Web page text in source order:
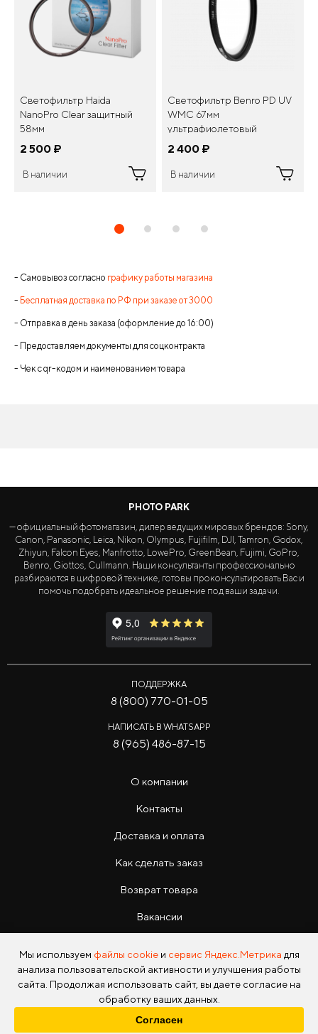
Светофильтр Haida
NanoPro Clear защитный
58мм
2 500 ¤
В наличии
Светофильтр Benro PD UV
WMC 67мм
ультрафиолетовый
2 400 ¤
В наличии
- Самовывоз согласно графику работы магазина
- Бесплатная доставка по РФ при заказе от 3000
- Отправка в день заказа (оформление до 16:00)
- Предоставляем документы для соцконтракта
- Чек с qr-кодом и наименованием товара
PHOTO PARK
— официальный фотомагазин, дилер ведущих мировых брендов: Sony,
Canon, Panasonic, Leica, Nikon, Olympus, Fujifilm, DJI, Tamron, Godox,
Zhiyun, Falcon Eyes, Manfrotto, LowePro, GreenBean, Fujimi, GoPro,
Benro, Giottos, Cullmann. Наши консультанты профессионально
разбираются в цифровой технике, готовы проконсультировать Вас и
помочь подобрать идеальное решение под ваши задачи.
ПОДДЕРЖКА
8 (800) 770-01-05
НАПИСАТЬ В WHATSAPP
8 (965) 486-87-15
О компании
Контакты
Доставка и оплата
Как сделать заказ
Возврат товара
Вакансии
Copyright © 2026 Photo Park Все права защищены
Мы используем файлы cookieи сервис Яндекс.Метрика для
анализа пользовательской активности и улучшения работы
сайта. Продолжая использовать сайт, вы даете согласие на
обработку ваших данных.
Согласен